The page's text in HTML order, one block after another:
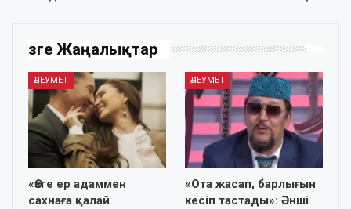
Өзге Жаңалықтар
ӘЛЕУМЕТ
«Өзге ер адаммен
сахнаға қалай
ӘЛЕУМЕТ
«Ота жасап, барлығын
кесіп тастады»: Әнші